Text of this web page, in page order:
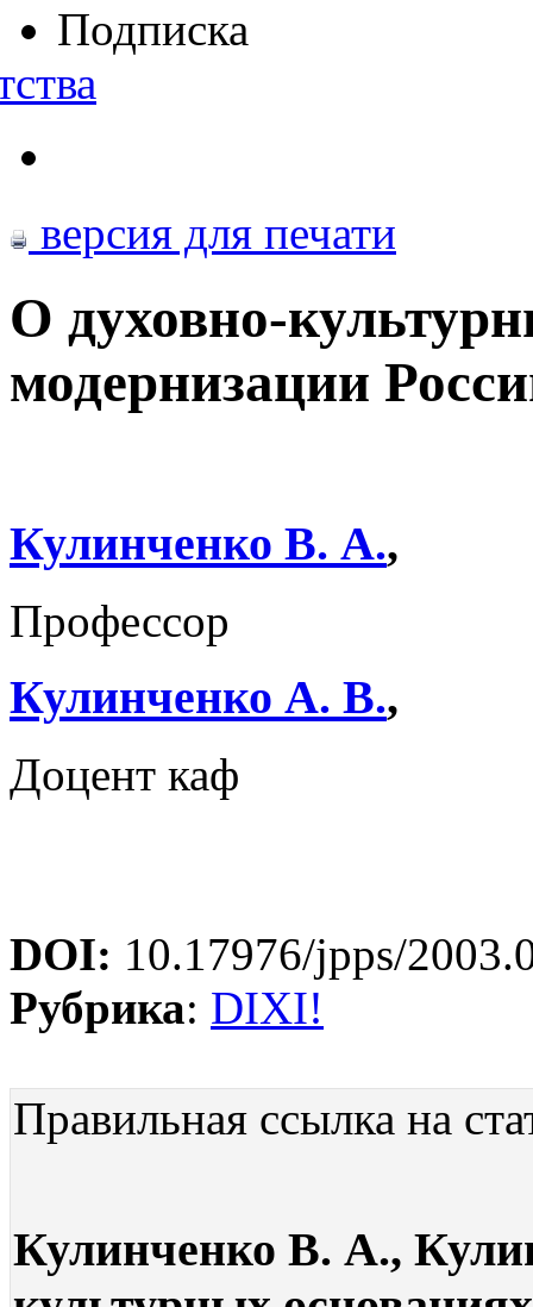
Подписка
версия для печати
О духовно-
модернизации
Кулинченко В. А.,
Профессор
Кулинченко А. В.,
Доцент каф
DOI: 10.17976/jpps/
Рубрика: DIXI!
Правильная ссылка на
Кулинченко В. А.,